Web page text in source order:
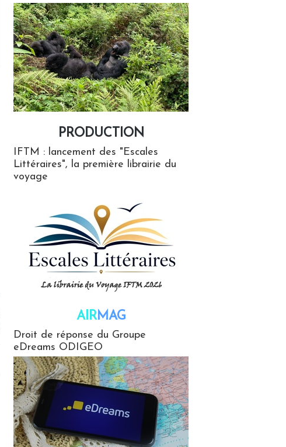
PRODUCTION
IFTM : lancement des "Escales
Littéraires", la première librairie du
voyage
AIRMAG
Droit de réponse du Groupe
eDreams ODIGEO